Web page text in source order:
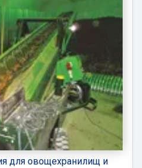
для овощехранилищ и